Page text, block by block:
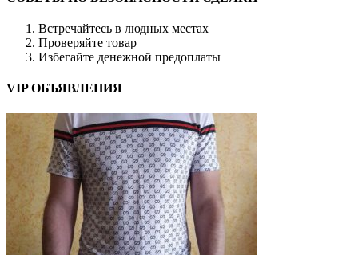
Встречайтесь в людных местах
Проверяйте товар
Избегайте денежной предоплаты
VIP ОБЪЯВЛЕНИЯ